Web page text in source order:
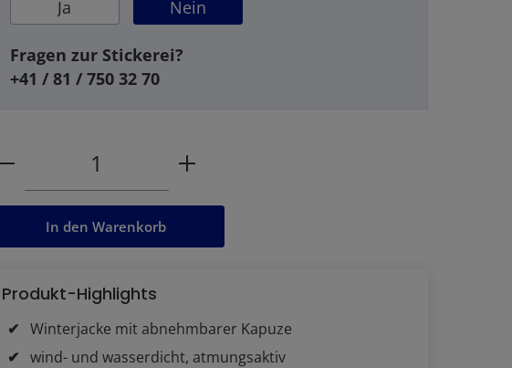
Ja Nein
Fragen zur Stickerei?
+41 / 81 / 750 32 70
Produkt Anzahl: Gib den gewünschten Wert ein
In den Warenkorb
Produkt-Highlights
Winterjacke mit abnehmbarer Kapuze
wind- und wasserdicht, atmungsaktiv